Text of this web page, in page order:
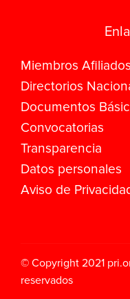
Miembros Afiliados
Directorios
Documentos
Convocatorias
Transparencia
Datos personales
Aviso de
© Copyright 2021
reservados